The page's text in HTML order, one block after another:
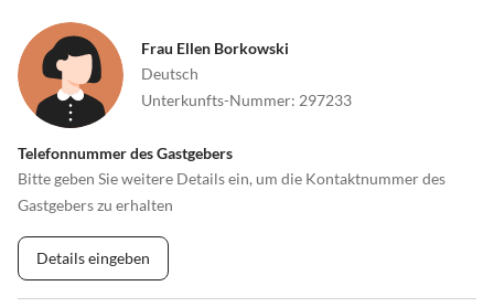
Frau Ellen Borkowski
Deutsch
Unterkunfts-Nummer: 297233
Telefonnummer des Gastgebers
Bitte geben Sie weitere Details ein, um die Kontaktnummer des
Gastgebers zu erhalten
Details eingeben